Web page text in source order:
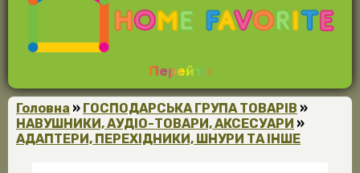
Перейти
Головна » ГОСПОДАРСЬКА ГРУПА ТОВАРІВ »
НАВУШНИКИ, АУДІО-ТОВАРИ, АКСЕСУАРИ »
АДАПТЕРИ, ПЕРЕХІДНИКИ, ШНУРИ ТА ІНШЕ